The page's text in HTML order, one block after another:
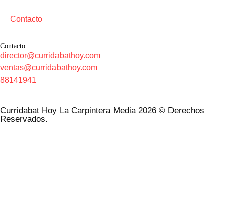
Contacto
Contacto
director@curridabathoy.com
ventas@curridabathoy.com
88141941
Curridabat Hoy La Carpintera Media 2026 © Derechos
Reservados.